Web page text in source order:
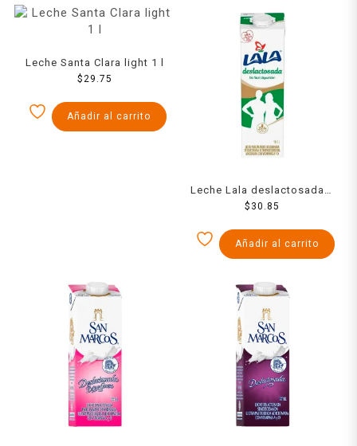
Leche Santa Clara light 1 l
$ 29.75
Añadir al carrito
Leche Lala deslactosada 1
l
$ 30.85
Añadir al carrito